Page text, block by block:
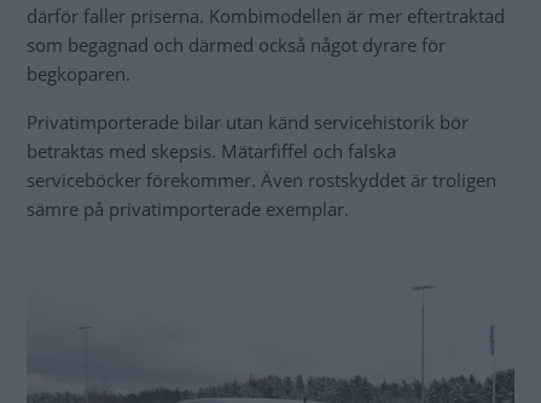
därför faller priserna. Kombimodellen är mer eftertraktad
som begagnad och därmed också något dyrare för
begköparen.
Privatimporterade bilar utan känd servicehistorik bör
betraktas med skepsis. Mätarfiffel och falska
serviceböcker förekommer. Även rostskyddet är troligen
sämre på privatimporterade exemplar.